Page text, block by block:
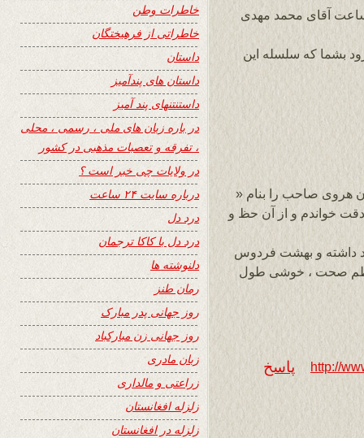
و ادمین گرامی سایت و زین ۲۴ ساعت آقای محمد مهدی
بشما که سلسله این
شادروان هروی صاحب را بنام «
۲۴ نشر شده ؛ با دقت خواندم و از آن حظ و
داشته و بهشت فردوس
صحت ، خوشی طول
http:// پاسخ
خاطرات وطن
خاطراتی از فرهیختگان
داستان
داستان های پندآمیز
داستنتنهای پند آمیز
در باره زبان های ملی ، رسمی ، محلی
، تفرقه و تعصبات مذهبی در کشور
در ولایات چی خبر است ؟
درباره سایت ۲۴ ساعت
درد دل
درد دل با کاکا ترجمان
دلنوشته ها
رمان طنز
روز جهانی پدر مبارک
روز جهانی زن مبارکباد
زبان مادری
زراعتی و مالداری
زلزله افغانستان
زلزله در افغانستان